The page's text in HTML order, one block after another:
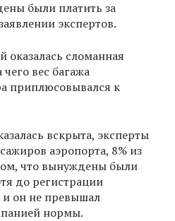
были платить за
экспертов.
оказалась сломанная
вес багажа
приплюсовывался к
вскрыта, эксперты
аэропорта, 8% из
что вынуждены были
до регистрации
и он не превышал
нормы.